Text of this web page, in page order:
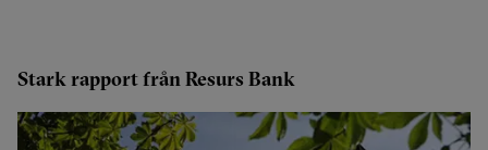
Stark rapport från Resurs Bank